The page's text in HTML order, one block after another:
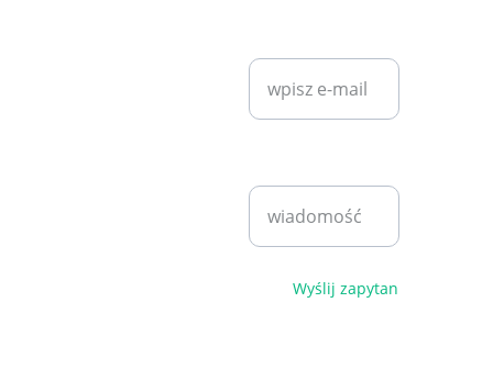
Wyślij zapytanie